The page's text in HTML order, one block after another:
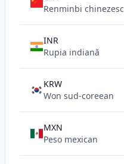
Renminbi chinezesc
INR
Rupia indiană
KRW
Won sud-coreean
MXN
Peso mexican